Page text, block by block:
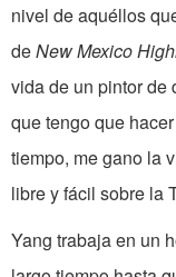
nivel de aquéllos
deNew Mexico
vida de un pintor de
que tengo que
tiempo, me gano la
libre y fácil sobre la
Yang trabaja en un